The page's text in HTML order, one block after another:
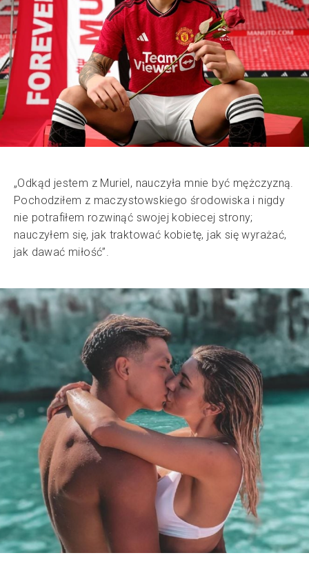
„Odkąd jestem z Muriel, nauczyła mnie być mężczyzną.
Pochodziłem z maczystowskiego środowiska i nigdy
nie potrafiłem rozwinąć swojej kobiecej strony;
nauczyłem się, jak traktować kobietę, jak się wyrażać,
jak dawać miłość”.